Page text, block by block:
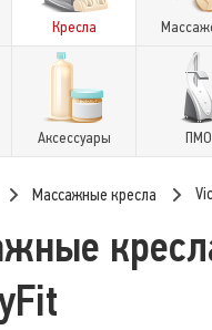
Кресла
Аксессуары ПМО
Массажные кресла